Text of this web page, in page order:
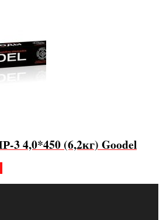
3 4,0*450 (6,2кг) Goodel